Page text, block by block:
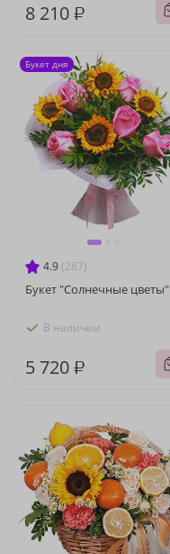
8 210 ₽
4.9 (287)
Букет "Солнечные цветы"
В наличии
5 720 ₽
Букет дня